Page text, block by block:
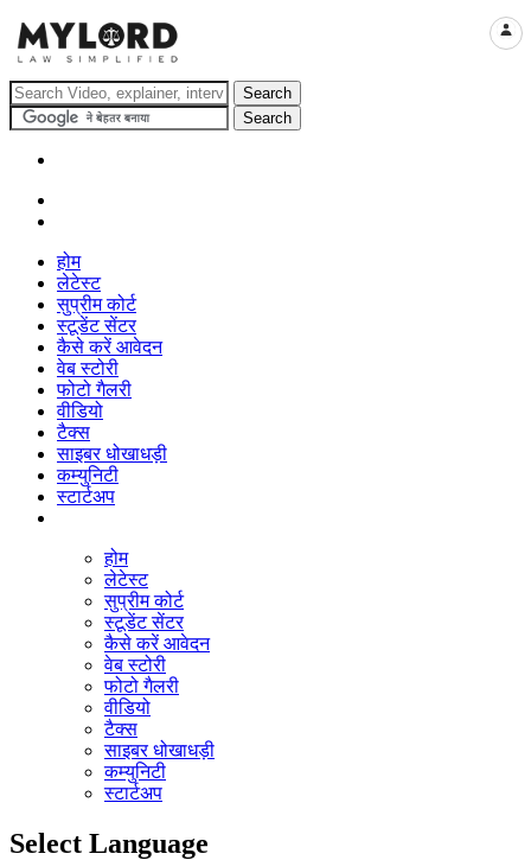
होम
लेटेस्ट
सुप्रीम कोर्ट
स्टूडेंट सेंटर
कैसे करें आवेदन
वेब स्टोरी
फोटो गैलरी
वीडियो
टैक्स
साइबर धोखाधड़ी
कम्युनिटी
स्टार्टअप
होम
लेटेस्ट
सुप्रीम कोर्ट
स्टूडेंट सेंटर
कैसे करें आवेदन
वेब स्टोरी
फोटो गैलरी
वीडियो
टैक्स
साइबर धोखाधड़ी
कम्युनिटी
स्टार्टअप
Select Language